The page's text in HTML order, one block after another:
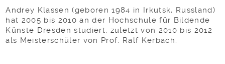
Andrey Klassen (geboren 1984 in Irkutsk, Russland)
hat 2005 bis 2010 an der Hochschule für Bildende
Künste Dresden studiert, zuletzt von 2010 bis 2012
als Meisterschüler von Prof. Ralf Kerbach.